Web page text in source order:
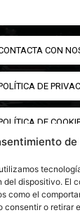
dispositivo. El
como el
o retirar
CON
DE
DE